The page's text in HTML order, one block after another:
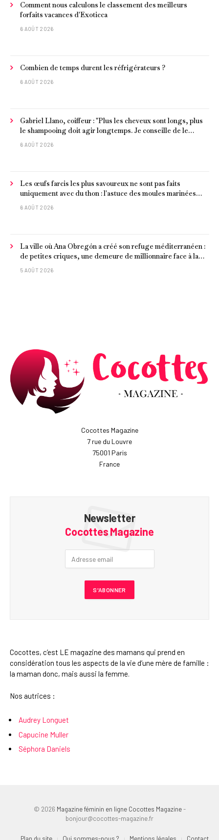
Comment nous calculons le classement des meilleurs
forfaits vacances d'Exoticca
6 AOÛT 2026
Combien de temps durent les réfrigérateurs ?
6 AOÛT 2026
Gabriel Llano, coiffeur : "Plus les cheveux sont longs, plus
le shampooing doit agir longtemps. Je conseille de le
laisser entre 1 et 3 minutes."
6 AOÛT 2026
Les œufs farcis les plus savoureux ne sont pas faits
uniquement avec du thon : l'astuce des moules marinées
pour les rendre beaucoup plus juteux
6 AOÛT 2026
La ville où Ana Obregón a créé son refuge méditerranéen :
de petites criques, une demeure de millionnaire face à la
mer et les meilleurs fruits de mer
5 AOÛT 2026
Cocottes Magazine
7 rue du Louvre
75001 Paris
France
Newsletter
Cocottes Magazine
Cocottes, c’est LE magazine des mamans qui prend en
considération tous les aspects de la vie d’une mère de famille :
la maman donc, mais aussi la femme.
Nos autrices :
Audrey Longuet
Capucine Muller
Séphora Daniels
© 2026 Magazine féminin en ligne Cocottes Magazine-
bonjour@cocottes-magazine.fr